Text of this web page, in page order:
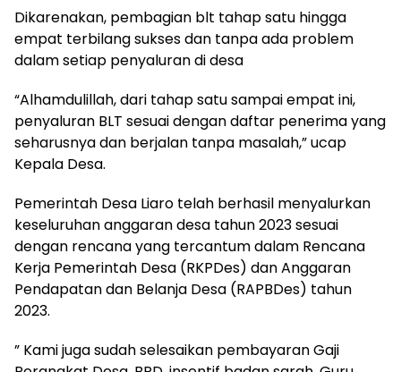
Dikarenakan, pembagian blt tahap satu hingga
empat terbilang sukses dan tanpa ada problem
dalam setiap penyaluran di desa
“Alhamdulillah, dari tahap satu sampai empat ini,
penyaluran BLT sesuai dengan daftar penerima yang
seharusnya dan berjalan tanpa masalah,” ucap
Kepala Desa.
Pemerintah Desa Liaro telah berhasil menyalurkan
keseluruhan anggaran desa tahun 2023 sesuai
dengan rencana yang tercantum dalam Rencana
Kerja Pemerintah Desa (RKPDes) dan Anggaran
Pendapatan dan Belanja Desa (RAPBDes) tahun
2023.
” Kami juga sudah selesaikan pembayaran Gaji